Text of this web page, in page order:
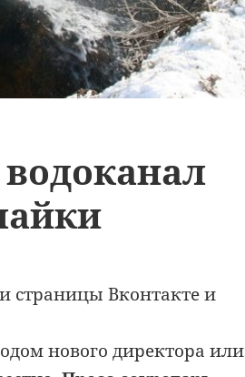
страницы Вконтакте и
нового директора или